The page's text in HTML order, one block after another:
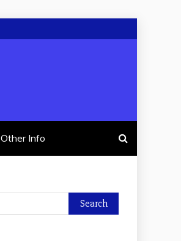
Other Info